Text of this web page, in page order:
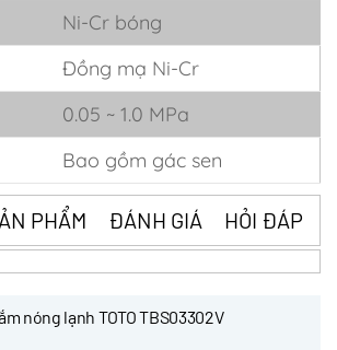
Ni-Cr bóng
Đồng mạ Ni-Cr
0.05 ~ 1.0 MPa
Bao gồm gác sen
PHẨM ĐÁNH GIÁ HỎI ĐÁP
nóng lạnh TOTO TBS03302V